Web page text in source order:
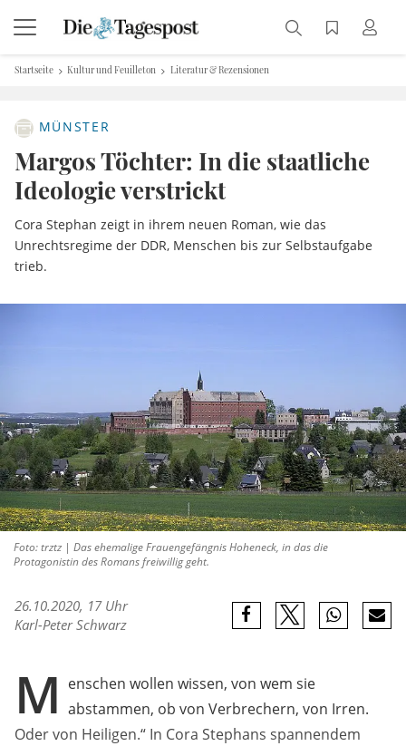
Startseite Kultur und Feuilleton Literatur & Rezensionen
MÜNSTER
Margos Töchter: In die staatliche
Ideologie verstrickt
Cora Stephan zeigt in ihrem neuen Roman, wie das
Unrechtsregime der DDR, Menschen bis zur Selbstaufgabe
trieb.
Foto: trztz | Das ehemalige Frauengefängnis Hoheneck, in das die
Protagonistin des Romans freiwillig geht.
26.10.2020, 17 Uhr
Karl-Peter Schwarz
M enschen wollen wissen, von wem sie
abstammen, ob von Verbrechern, von Irren.
Oder von Heiligen.“ In Cora Stephans spannendem